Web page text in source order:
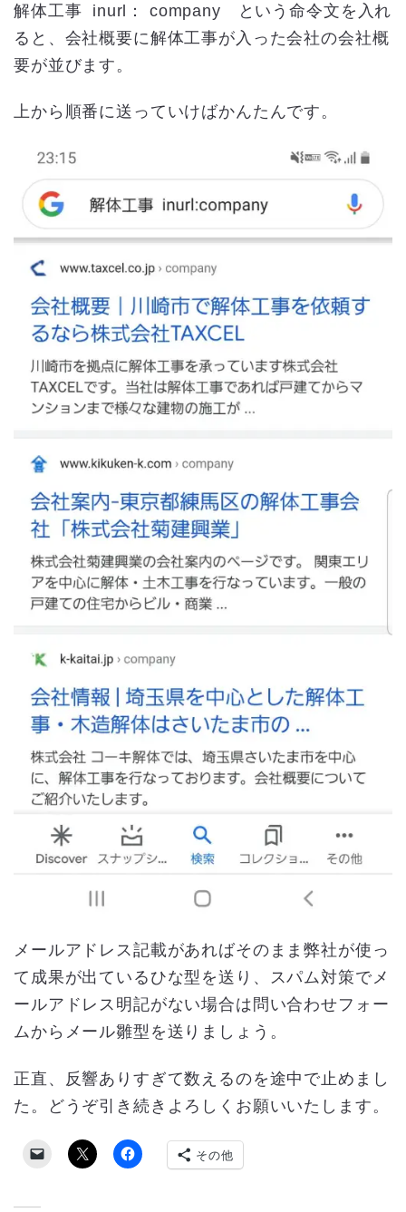
解体工事 inurl： company という命令文を入れ
ると、会社概要に解体工事が入った会社の会社概
要が並びます。
上から順番に送っていけばかんたんです。
メールアドレス記載があればそのまま弊社が使っ
て成果が出ているひな型を送り、スパム対策でメ
ールアドレス明記がない場合は問い合わせフォー
ムからメール雛型を送りましょう。
正直、反響ありすぎて数えるのを途中で止めまし
た。どうぞ引き続きよろしくお願いいたします。
その他